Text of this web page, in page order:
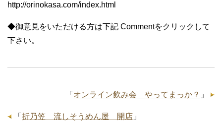
http://orinokasa.com/index.html
◆御意見をいただける方は下記 Commentをクリックして
下さい。
「 オンライン飲み会 やってまっか？ 」
「 折乃笠 流しそうめん屋 開店 」